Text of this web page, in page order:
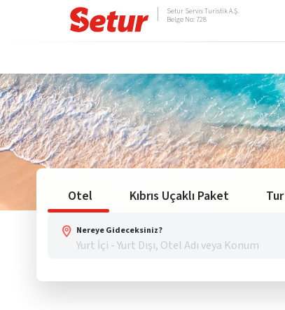
Setur Servis Turistik A.Ş.
Belge No: 728
Otel Kıbrıs Uçaklı Paket Tur
Nereye Gideceksiniz?